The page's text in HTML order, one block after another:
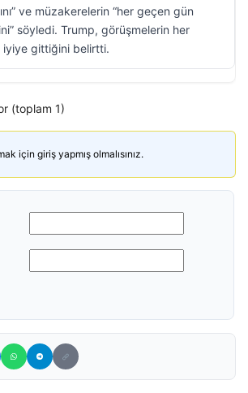
ve müzakerelerin “her geçen gün
söyledi. Trump, görüşmelerin her
gittiğini belirtti.
(toplam 1)
için giriş yapmış olmalısınız.